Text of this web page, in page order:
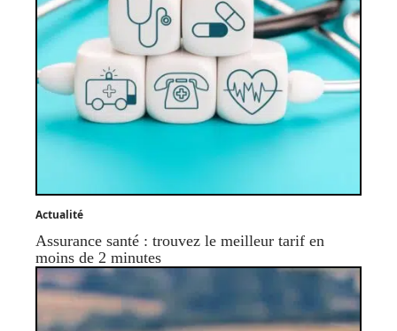
Actualité
Assurance santé : trouvez le meilleur tarif en
moins de 2 minutes